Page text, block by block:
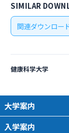
SIMILAR
関連ダウンロー
健康科学大学
大学案内
入学案内